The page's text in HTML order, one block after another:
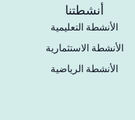
أنشطتنا
الأنشطة التعليمية
الأنشطة الاستثمارية
الأنشطة الرياضية